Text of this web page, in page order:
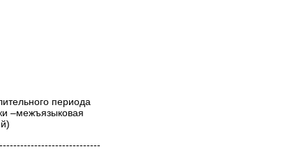
периода
–межъязыковая